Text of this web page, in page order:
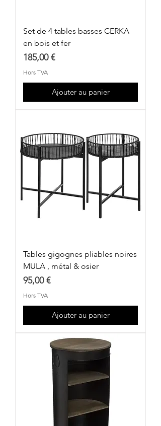
Set de 4 tables basses CERKA
en bois et fer
Prix
185,00 €
Hors TVA
Ajouter au panier
Tables gigognes pliables noires
MULA , métal & osier
Prix
95,00 €
Hors TVA
Ajouter au panier